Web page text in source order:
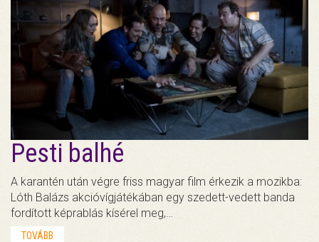
Pesti balhé
A karantén után végre friss magyar film érkezik a mozikba:
Lóth Balázs akcióvígjátékában egy szedett-vedett banda
fordított képrablás kísérel meg,…
TOVÁBB